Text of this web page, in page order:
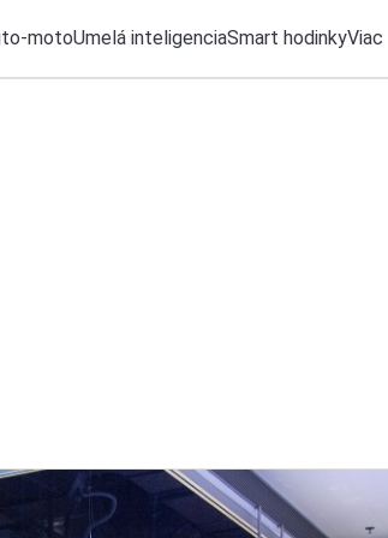
motoUmelá inteligenciaSmart hodinkyViac